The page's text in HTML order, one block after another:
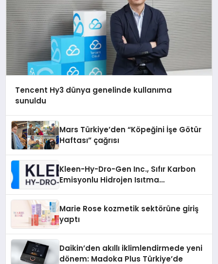
Tencent Hy3 dünya genelinde kullanıma
sunuldu
Mars Türkiye’den “Köpeğini İşe Götür
Haftası” çağrısı
Kleen-Hy-Dro-Gen Inc., Sıfır Karbon
Emisyonlu Hidrojen Isıtma
Marie Rose kozmetik sektörüne giriş
yaptı
Daikin’den akıllı iklimlendirmede yeni
dönem: Madoka Plus Türkiye’de